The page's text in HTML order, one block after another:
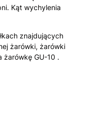
Kąt wychylenia
znajdujących
żarówki, żarówki
żarówkę GU-10 .